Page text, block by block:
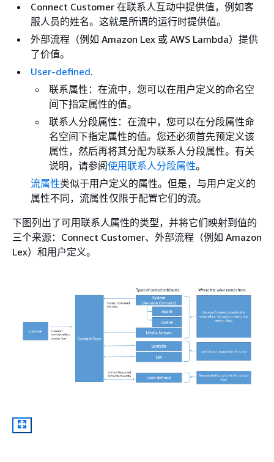
Connect Customer 在联系人互动中提供值，例如客
服人员的姓名。这就是所谓的运行时提供值。
外部流程（例如 Amazon Lex 或 AWS Lambda）提供
了价值。
User-defined.
联系属性：在流中，您可以在用户定义的命名空
间下指定属性的值。
联系人分段属性：在流中，您可以在分段属性命
名空间下指定属性的值。您还必须首先预定义该
属性，然后再将其分配为联系人分段属性。有关
说明，请参阅使用联系人分段属性。
流属性类似于用户定义的属性。但是，与用户定义的
属性不同，流属性仅限于配置它们的流。
下图列出了可用联系人属性的类型，并将它们映射到值的
三个来源：Connect Customer、外部流程（例如 Amazon
Lex）和用户定义。